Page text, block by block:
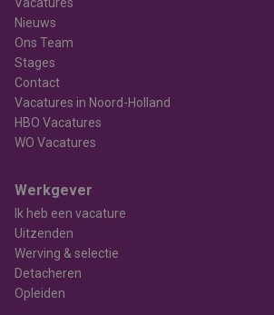
Nieuws
Ons Team
Stages
Contact
Vacatures in Noord-Holland
HBO Vacatures
WO Vacatures
Werkgever
Ik heb een vacature
Uitzenden
Werving & selectie
Detacheren
Opleiden